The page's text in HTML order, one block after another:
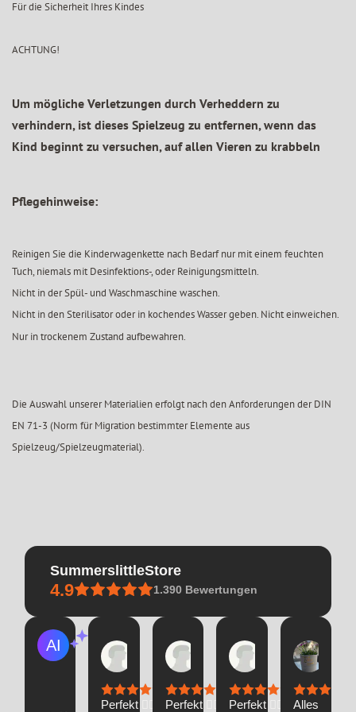
Für die Sicherheit Ihres Kindes
ACHTUNG!
Um mögliche Verletzungen durch Verheddern zu
verhindern, ist dieses Spielzeug zu entfernen, wenn das
Kind beginnt zu versuchen, auf allen Vieren zu krabbeln
Pflegehinweise:
Reinigen Sie die Kinderwagenkette nach Bedarf nur mit einem feuchten
Tuch, niemals mit Desinfektions-, oder Reinigungsmitteln.
Nicht in der Spül- und Waschmaschine waschen.
Nicht in den Sterilisator oder in kochendes Wasser geben. Nicht einweichen.
Nur in trockenem Zustand aufbewahren.
Die Auswahl unserer Materialien erfolgt nach den Anforderungen der DIN
EN 71-3 (Norm für Migration bestimmter Elemente aus
Spielzeug/Spielzeugmaterial).
SummerslittleStore
4.9 1.390 Bewertungen
KI-Zusammenfassung
Basierend
Bewertungen
Perfekt 👌🏼
Perfekt 👌🏼
Perfekt 👌🏼
Alles